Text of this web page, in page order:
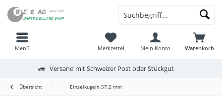
Menü Warenkorb
Merkzettel Mein Konto
Versand mit Schweizer Post oder Stückgut
Übersicht Einzelkugeln 57.2 mm